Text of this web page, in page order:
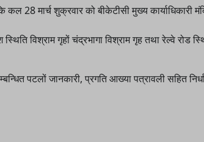
कल 28 मार्च शुक्रवार को बीकेटीसी मुख्य कार्याधिकारी
विश्राम गृहों चंद्रभागा विश्राम गृह तथा रेल्वे रोड
पटलों जानकारी, प्रगति आख्या पत्रावली सहित